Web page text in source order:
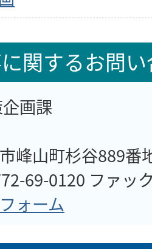
関するお問
画課
峰山町杉谷889番
69-0120 ファッ
ォーム